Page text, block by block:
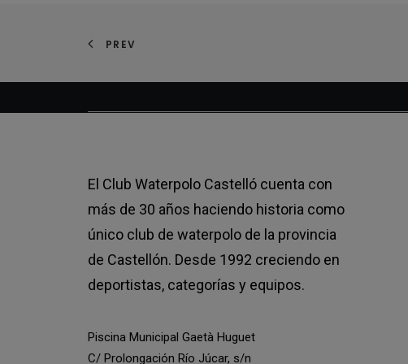
PREV
El Club Waterpolo Castelló cuenta con
más de 30 años haciendo historia como
único club de waterpolo de la provincia
de Castellón. Desde 1992 creciendo en
deportistas, categorías y equipos.
Piscina Municipal Gaetà Huguet
C/ Prolongación Río Júcar, s/n